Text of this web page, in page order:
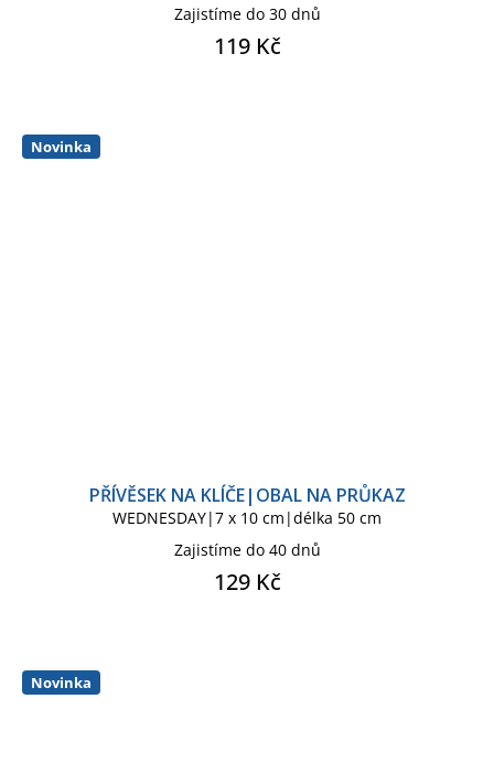
Zajistíme do 30 dnů
119 Kč
Novinka
PŘÍVĚSEK NA KLÍČE|OBAL NA PRŮKAZ
WEDNESDAY|7 x 10 cm|délka 50 cm
Zajistíme do 40 dnů
129 Kč
Novinka